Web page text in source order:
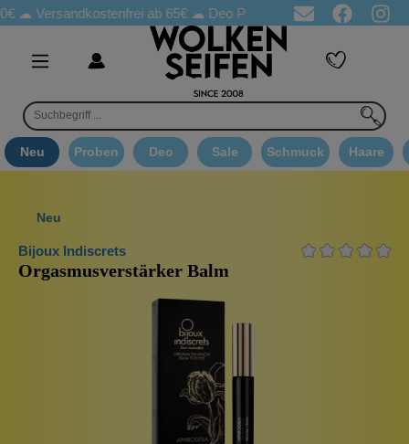
☁Versandkostenfrei ab 65€☁ Deo Proben in jeder Bestellung
Neu Proben Deo Sale Schmuck Haare
Neu
Bijoux Indiscrets
Orgasmusverstärker Balm